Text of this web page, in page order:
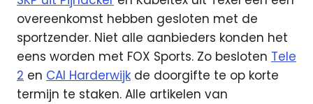
overeenkomst hebben gesloten met de
sportzender. Niet alle aanbieders konden het
eens worden met FOX Sports. Zo besloten Tele
2 en CAI Harderwijk de doorgifte te op korte
termijn te staken. Alle artikelen van